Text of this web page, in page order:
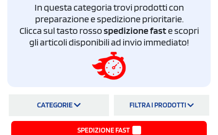
La scelta di omaggi pubblicitari realizzati in materiali ecosostenibili (il
barattolo in vetro con coperchio in bambù ne è un esempio) è una
tendenza che stiamo sposando in pieno. Stampa contenitori in vetro per
alimenti su StampaSi:la qualità dei nostri prodotti e servizi è eccellente
Visita il nostro sito: troverai i contenitori alimenti più consoni alle tue
esigenze.
In questa categoria trovi prodotti con
preparazione e spedizione prioritarie.
Clicca sul tasto rossospedizione faste scopri
gli articoli disponibili ad invio immediato!
CATEGORIE FILTRA I PRODOTTI
SPEDIZIONE FAST